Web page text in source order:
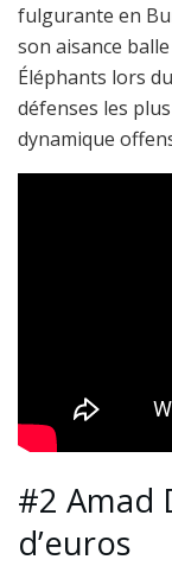
fulgurante en
son aisance
Éléphants lors
défenses les
dynamique
#2 Amad
d’euros